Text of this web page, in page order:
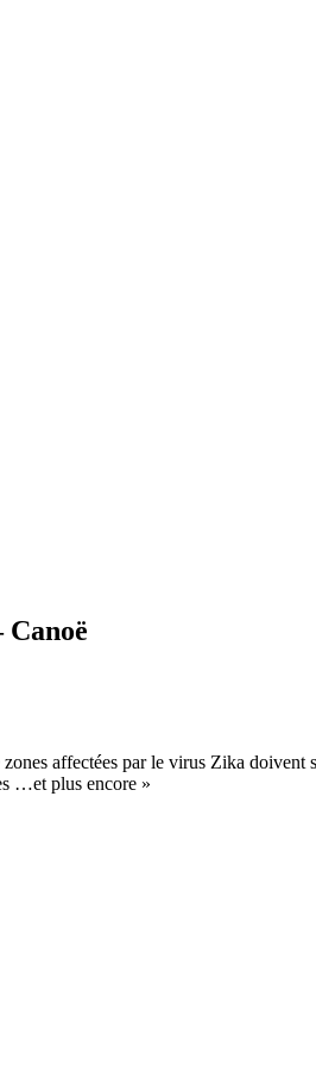
affectées par le virus Zika
…et plus encore »